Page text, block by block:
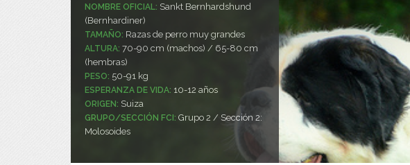
NOMBRE OFICIAL: Sankt Bernhardshund
(Bernhardiner)
TAMAÑO: Razas de perro muy grandes
ALTURA: 70-90 cm (machos) / 65-80 cm
(hembras)
PESO: 50-91 kg
ESPERANZA DE VIDA: 10-12 años
ORIGEN: Suiza
GRUPO/SECCIÓN FCI: Grupo 2 / Sección 2:
Molosoides